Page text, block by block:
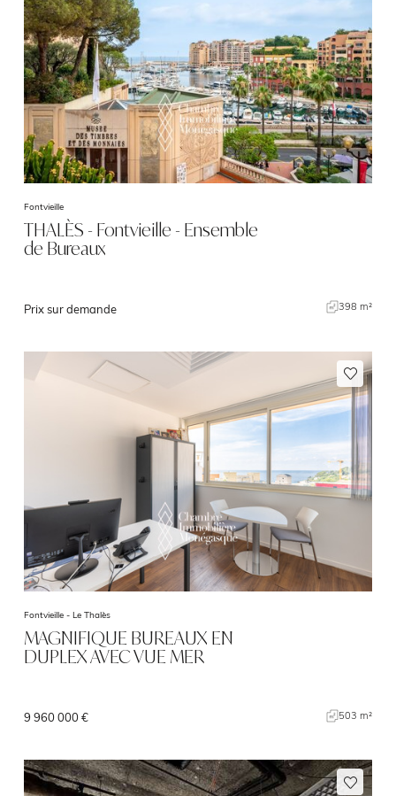
Fontvieille
THALÈS - Fontvieille - Ensemble
de Bureaux
Prix sur demande 398 m²
Fontvieille - Le Thalès
MAGNIFIQUE BUREAUX EN
DUPLEX AVEC VUE MER
9 960 000 € 503 m²